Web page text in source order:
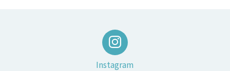
Instagram